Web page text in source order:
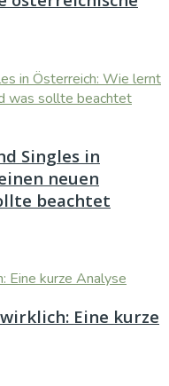
Singles in
neuen
beachtet
Eine kurze